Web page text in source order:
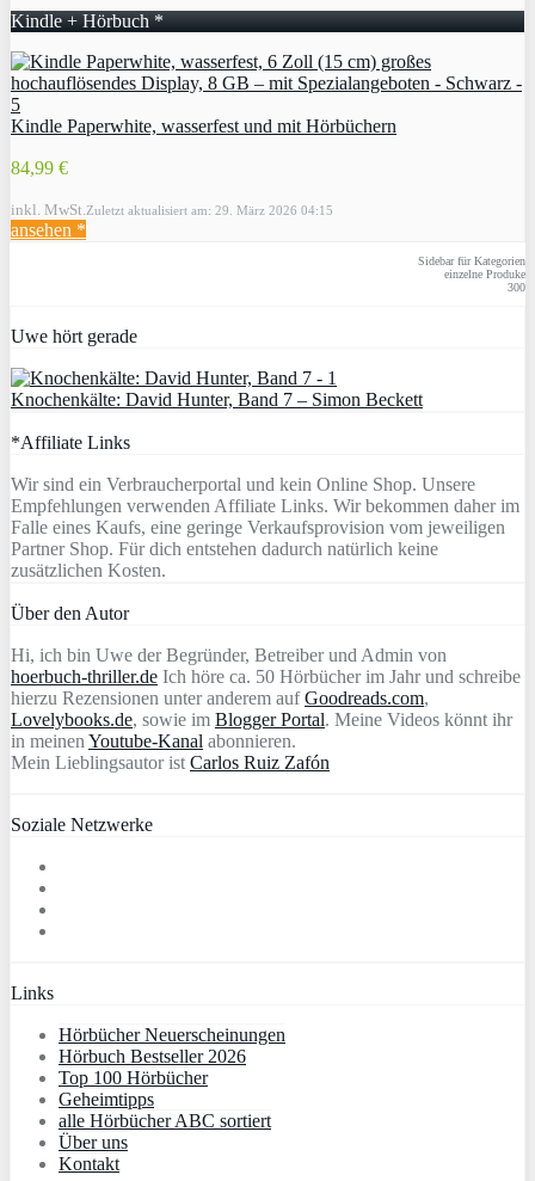
Kindle + Hörbuch *
Kindle Paperwhite, wasserfest und mit Hörbüchern
84,99 €
inkl. MwSt. Zuletzt aktualisiert am: 29. März 2026 04:15
ansehen *
Sidebar für Kategorien
einzelne Produke
300
Uwe hört gerade
Knochenkälte: David Hunter, Band 7 – Simon Beckett
*Affiliate Links
Wir sind ein Verbraucherportal und kein Online Shop. Unsere
Empfehlungen verwenden Affiliate Links. Wir bekommen daher im
Falle eines Kaufs, eine geringe Verkaufsprovision vom jeweiligen
Partner Shop. Für dich entstehen dadurch natürlich keine
zusätzlichen Kosten.
Über den Autor
Hi, ich bin Uwe der Begründer, Betreiber und Admin von
hoerbuch-thriller.de Ich höre ca. 50 Hörbücher im Jahr und schreibe
hierzu Rezensionen unter anderem aufGoodreads.com,
Lovelybooks.de, sowie im Blogger Portal. Meine Videos könnt ihr
in meinen Youtube-Kanal abonnieren.
Mein Lieblingsautor ist Carlos Ruiz Zafón
Soziale Netzwerke
Links
Hörbücher Neuerscheinungen
Hörbuch Bestseller 2026
Top 100 Hörbücher
Geheimtipps
alle Hörbücher ABC sortiert
Über uns
Kontakt